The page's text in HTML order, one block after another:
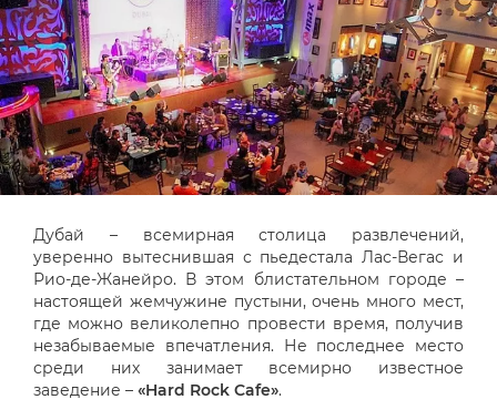
Дубай – всемирная столица развлечений,
уверенно вытеснившая с пьедестала Лас-Вегас и
Рио-де-Жанейро. В этом блистательном городе –
настоящей жемчужине пустыни, очень много мест,
где можно великолепно провести время, получив
незабываемые впечатления. Не последнее место
среди них занимает всемирно известное
заведение – «Hard Rock Cafe».